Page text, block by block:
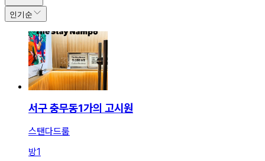
인기순
서구 충무동1가의 고시원
스탠다드룸
방1